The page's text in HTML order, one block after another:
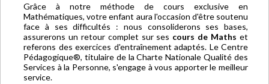
Grâce à notre méthode de cours exclusive en
Mathématiques, votre enfant aura l'occasion d'être soutenu
face à ses difficultés : nous consoliderons ses bases,
assurerons un retour complet sur ses cours de Maths et
referons des exercices d'entraînement adaptés. Le Centre
Pédagogique®, titulaire de la Charte Nationale Qualité des
Services à la Personne, s'engage à vous apporter le meilleur
service.